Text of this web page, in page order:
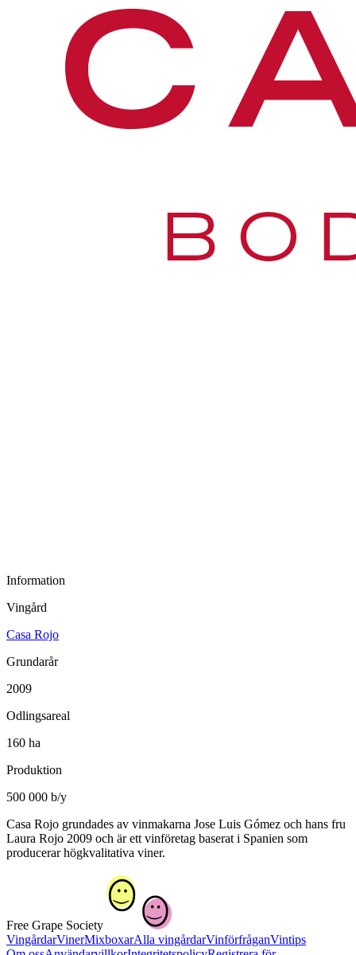
Information
Vingård
Casa Rojo
Grundarår
2009
Odlingsareal
160 ha
Produktion
500 000 b/y
Casa Rojo grundades av vinmakarna Jose Luis Gómez och hans fru
Laura Rojo 2009 och är ett vinföretag baserat i Spanien som
producerar högkvalitativa viner.
Free Grape Society
VingårdarVinerMixboxarAlla vingårdarVinförfråganVintips